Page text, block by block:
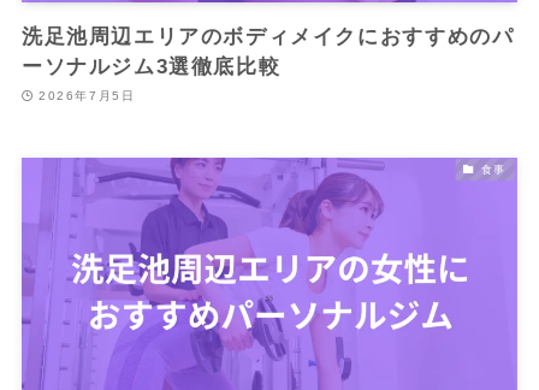
洗足池周辺エリアのボディメイクにおすすめのパ
ーソナルジム3選徹底比較
2026年7月5日
食事